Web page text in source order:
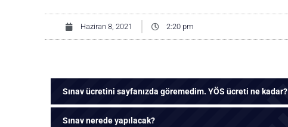
Haziran 8, 2021 2:20 pm
Sınav ücretini sayfanızda göremedim. YÖS ücreti ne kadar?
Sınav nerede yapılacak?